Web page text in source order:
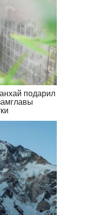
подарил